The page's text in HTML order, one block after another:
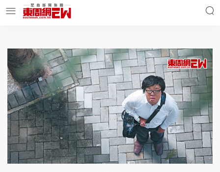
明星名人 時事財經
東周Ladies 優享生活
東周食玩通 會員活動